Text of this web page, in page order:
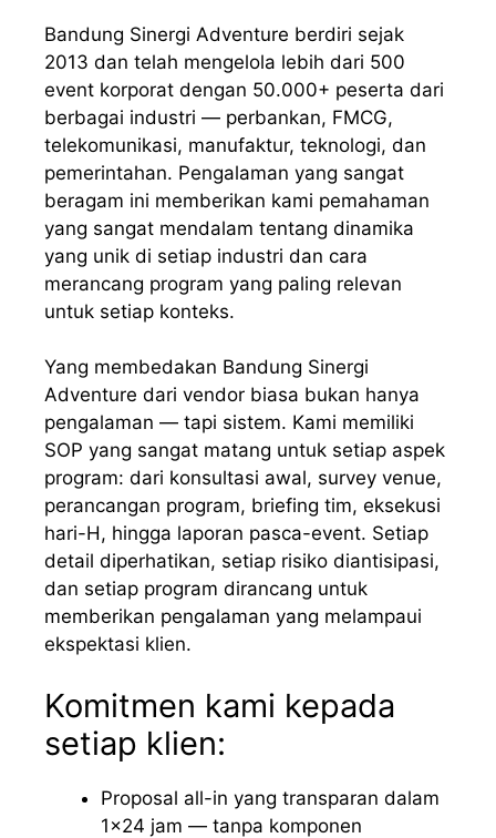
Bandung Sinergi Adventure berdiri sejak
2013 dan telah mengelola lebih dari 500
event korporat dengan 50.000+ peserta dari
berbagai industri — perbankan, FMCG,
telekomunikasi, manufaktur, teknologi, dan
pemerintahan. Pengalaman yang sangat
beragam ini memberikan kami pemahaman
yang sangat mendalam tentang dinamika
yang unik di setiap industri dan cara
merancang program yang paling relevan
untuk setiap konteks.
Yang membedakan Bandung Sinergi
Adventure dari vendor biasa bukan hanya
pengalaman — tapi sistem. Kami memiliki
SOP yang sangat matang untuk setiap aspek
program: dari konsultasi awal, survey venue,
perancangan program, briefing tim, eksekusi
hari-H, hingga laporan pasca-event. Setiap
detail diperhatikan, setiap risiko diantisipasi,
dan setiap program dirancang untuk
memberikan pengalaman yang melampaui
ekspektasi klien.
Komitmen kami kepada
setiap klien:
Proposal all-in yang transparan dalam
1×24 jam — tanpa komponen